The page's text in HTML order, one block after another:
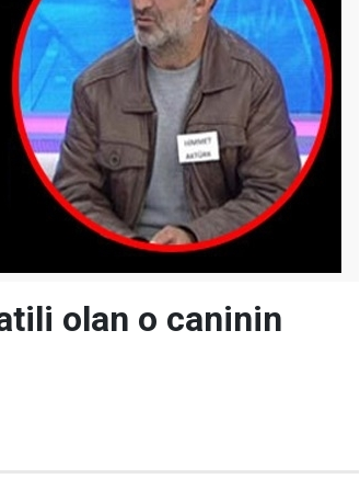
olan o caninin